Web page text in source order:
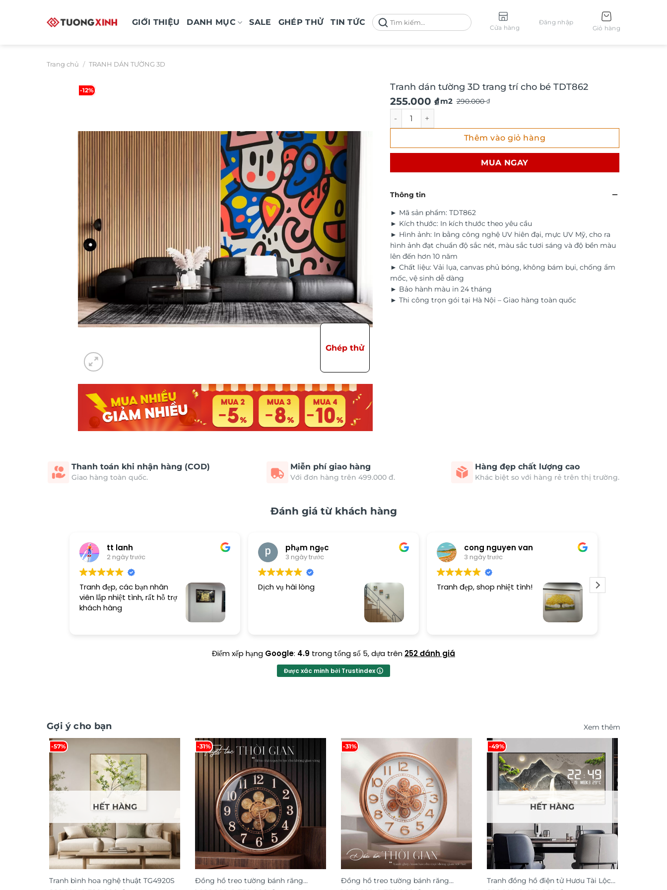
GIỚI THIỆU DANH MỤC SALE GHÉP THỬ TIN TỨC
Tìm
kiếm:
Cửa hàng
Đăng nhập
Giỏ hàng
Trang chủ / TRANH DÁN TƯỜNG 3D
-12%
Ghép thử
Tranh dán tường 3D trang trí cho bé TDT862
290.000₫
Giá
gốc
là:
290.000 ₫.
255.000 ₫
Giá
hiện
tại
là:
/ m2
Tranh dán tường 3D trang trí cho bé TDT862 số lượng
Thêm vào giỏ hàng
MUA NGAY
Thông tin
► Mã sản phẩm: TDT862
► Kích thước: In kích thước theo yêu cầu
► Hình ảnh: In bằng công nghệ UV hiên đại, mực UV Mỹ, cho ra
hình ảnh đạt chuẩn độ sắc nét, màu sắc tươi sáng và độ bền màu
lên đến hơn 10 năm
► Chất liệu: Vải lụa, canvas phủ bóng, không bám bụi, chống ẩm
mốc, vệ sinh dễ dàng
► Bảo hành màu in 24 tháng
► Thi công trọn gói tại Hà Nội – Giao hàng toàn quốc
Thanh toán khi nhận hàng (COD)
Giao hàng toàn quốc.
Miễn phí giao hàng
Với đơn hàng trên 499.000 đ.
Hàng đẹp chất lượng cao
Khác biệt so với hàng rẻ trên thị trường.
Đánh giá từ khách hàng
tt lanh
2 ngày trước
Tranh đẹp, các bạn nhân
viên lắp nhiệt tình, rất hỗ trợ
khách hàng
phạm ngọc
3 ngày trước
Dịch vụ hài lòng
cong nguyen van
3 ngày trước
Tranh đẹp, shop nhiệt tình!
Điểm xếp hạng Google: 4.9 trong tổng số 5,dựa trên 252 đánh giá
Được xác minh bởi Trustindex
Gợi ý cho bạn Xem thêm
-57%
HẾT HÀNG
Tranh bình hoa nghệ thuật TG4920S
-31%
Đồng hồ treo tường bánh răng
-31%
Đồng hồ treo tường bánh răng
-49%
HẾT HÀNG
Tranh đồng hồ điện tử Hươu Tài Lộc